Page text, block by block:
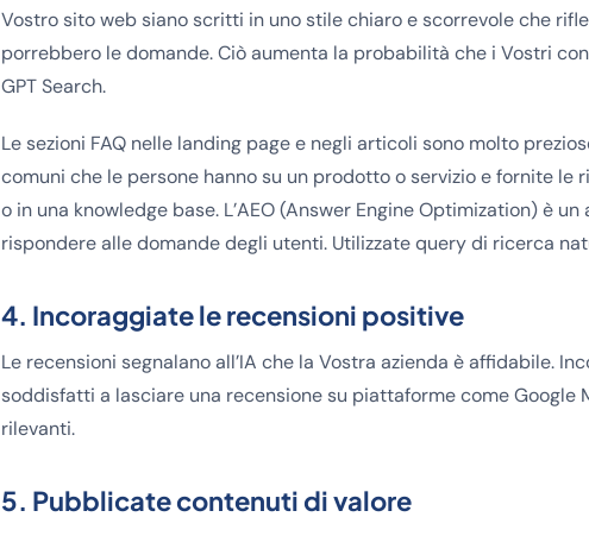
Vostro sito web siano scritti in uno stile chiaro e scorrevole che
porrebbero le domande. Ciò aumenta la probabilità che i Vostri
GPT Search.
Le sezioni FAQ nelle landing page e negli articoli sono molto
comuni che le persone hanno su un prodotto o servizio e fornite le
o in una knowledge base. L’AEO (Answer Engine Optimization) è
rispondere alle domande degli utenti. Utilizzate query di ricerca
4. Incoraggiate le recensioni positive
Le recensioni segnalano all’IA che la Vostra azienda è affidabile.
soddisfatti a lasciare una recensione su piattaforme come Google
rilevanti.
5. Pubblicate contenuti di valore